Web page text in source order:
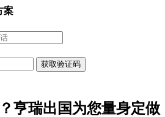
案
获取验证码
亨瑞出国为您量身定做